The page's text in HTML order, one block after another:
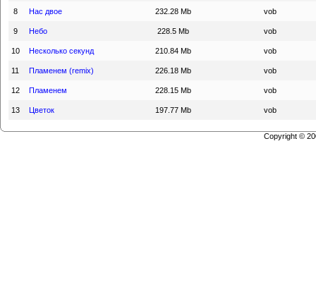
8 Нас двое 232.28 Mb vob
9 Небо 228.5 Mb vob
10 Несколько секунд 210.84 Mb vob
11 Пламенем (remix) 226.18 Mb vob
12 Пламенем 228.15 Mb vob
13 Цветок 197.77 Mb vob
Copyright ©